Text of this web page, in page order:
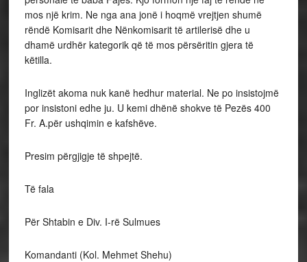
mos një krim. Ne nga ana jonë i hoqmë vrejtjen shumë
rëndë Komisarit dhe Nënkomisarit të artilerisë dhe u
dhamë urdhër kategorik që të mos përsëritin gjera të
këtilla.
Inglizët akoma nuk kanë hedhur material. Ne po insistojmë
por insistoni edhe ju. U kemi dhënë shokve të Pezës 400
Fr. A.për ushqimin e kafshëve.
Presim përgjigje të shpejtë.
Të fala
Për Shtabin e Div. I-rë Sulmues
Komandanti (Kol. Mehmet Shehu)